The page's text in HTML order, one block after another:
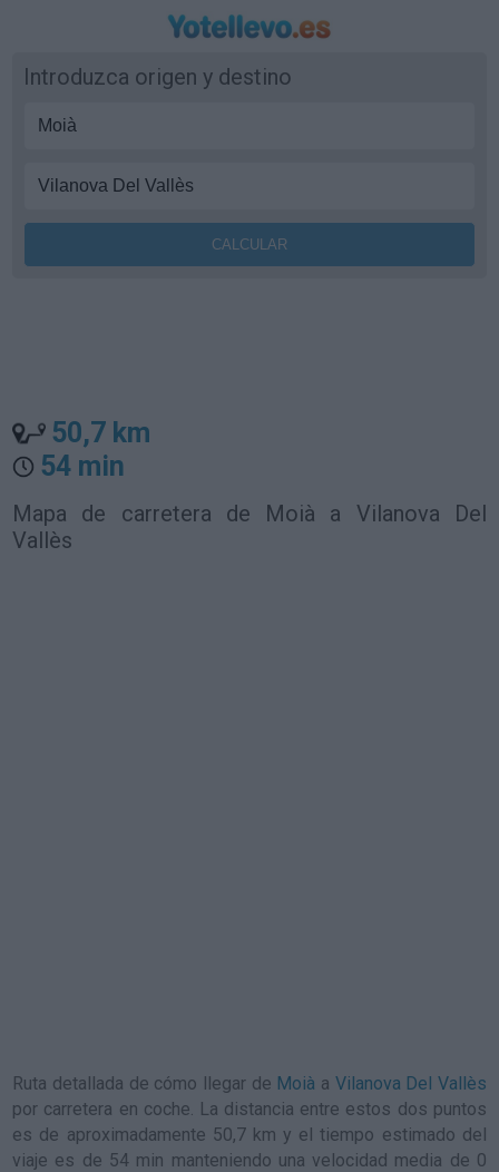
Introduzca origen y destino
50,7 km
54 min
Mapa de carretera de Moià a Vilanova Del
Vallès
Ruta detallada de cómo llegar de Moià a Vilanova Del Vallès
por carretera en coche. La distancia entre estos dos puntos
es de aproximadamente 50,7 km y el tiempo estimado del
viaje es de 54 min manteniendo una velocidad media de 0